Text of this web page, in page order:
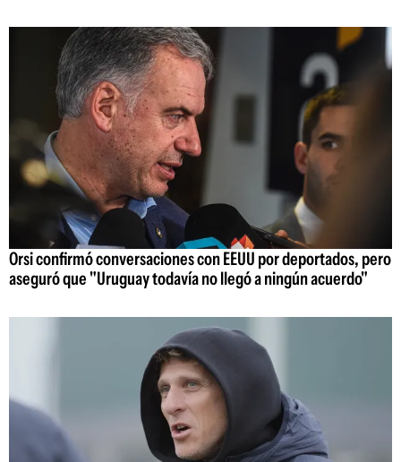
Orsi confirmó conversaciones con EEUU por deportados, pero
aseguró que "Uruguay todavía no llegó a ningún acuerdo"